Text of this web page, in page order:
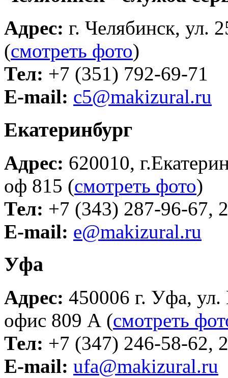
Адрес: г. Челябинск, ул.
(смотреть фото)
Тел: +7 (351) 792-69-71
E-mail: c5@makizural.ru
Екатеринбург
Адрес: 620010,
оф 815 (смотреть фото)
Тел: +7 (343) 287-96-67,
E-mail: e@makizural.ru
Уфа
Адрес: 450006 г. Уфа,
офис 809 А (смотреть
Тел: +7 (347) 246-58-62,
E-mail: ufa@makizural.ru